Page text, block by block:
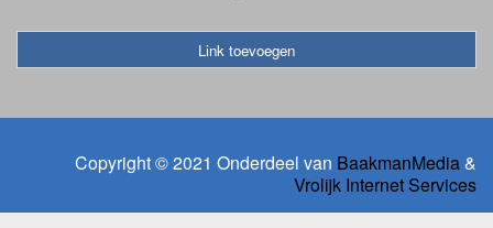
Link toevoegen
Copyright © 2021 Onderdeel van BaakmanMedia&
Vrolijk Internet Services